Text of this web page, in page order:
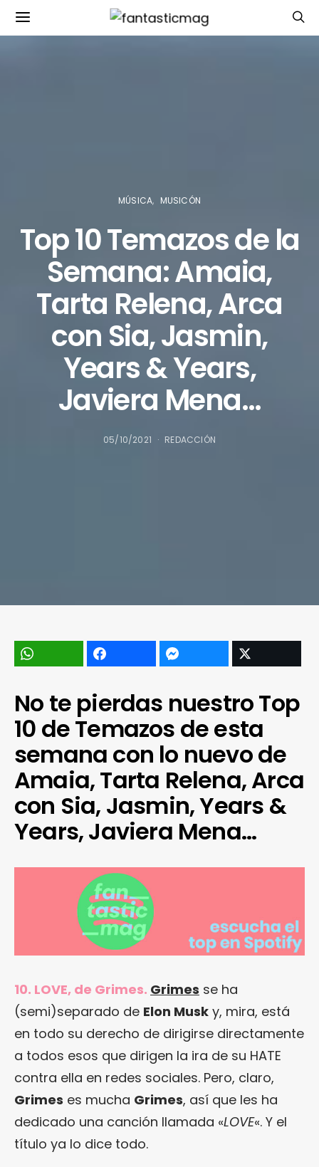
MÚSICA MUSICÓN
Top 10 Temazos de la
Semana: Amaia,
Tarta Relena, Arca
con Sia, Jasmin,
Years & Years,
Javiera Mena…
05/10/2021 REDACCIÓN
No te pierdas nuestro Top
10 de Temazos de esta
semana con lo nuevo de
Amaia, Tarta Relena, Arca
con Sia, Jasmin, Years &
Years, Javiera Mena…
10. LOVE, de Grimes. Grimes se ha
(semi)separado de Elon Musk y, mira, está
en todo su derecho de dirigirse directamente
a todos esos que dirigen la ira de su HATE
contra ella en redes sociales. Pero, claro,
Grimes es mucha Grimes, así que les ha
dedicado una canción llamada «LOVE«. Y el
título ya lo dice todo.